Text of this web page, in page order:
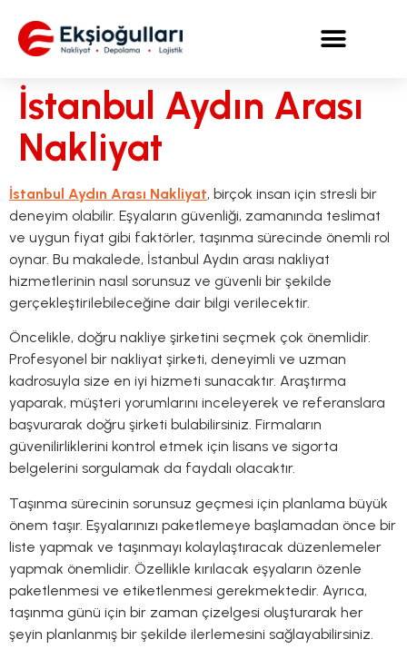
İstanbul Aydın Arası
Nakliyat
İstanbul Aydın Arası Nakliyat, birçok insan için stresli bir
deneyim olabilir. Eşyaların güvenliği, zamanında teslimat
ve uygun fiyat gibi faktörler, taşınma sürecinde önemli rol
oynar. Bu makalede, İstanbul Aydın arası nakliyat
hizmetlerinin nasıl sorunsuz ve güvenli bir şekilde
gerçekleştirilebileceğine dair bilgi verilecektir.
Öncelikle, doğru nakliye şirketini seçmek çok önemlidir.
Profesyonel bir nakliyat şirketi, deneyimli ve uzman
kadrosuyla size en iyi hizmeti sunacaktır. Araştırma
yaparak, müşteri yorumlarını inceleyerek ve referanslara
başvurarak doğru şirketi bulabilirsiniz. Firmaların
güvenilirliklerini kontrol etmek için lisans ve sigorta
belgelerini sorgulamak da faydalı olacaktır.
Taşınma sürecinin sorunsuz geçmesi için planlama büyük
önem taşır. Eşyalarınızı paketlemeye başlamadan önce bir
liste yapmak ve taşınmayı kolaylaştıracak düzenlemeler
yapmak önemlidir. Özellikle kırılacak eşyaların özenle
paketlenmesi ve etiketlenmesi gerekmektedir. Ayrıca,
taşınma günü için bir zaman çizelgesi oluşturarak her
şeyin planlanmış bir şekilde ilerlemesini sağlayabilirsiniz.